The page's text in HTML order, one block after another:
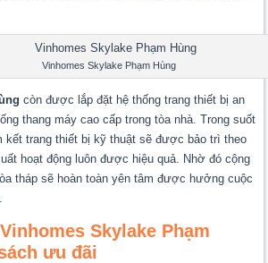
Vinhomes Skylake Phạm Hùng
còn được lắp đặt hệ thống trang thiết bị an
thang máy cao cấp trong tòa nhà. Trong suốt
kết trang thiết bị kỹ thuật sẽ được bảo trì theo
hoạt động luôn được hiệu quả. Nhờ đó cộng
tháp sẽ hoàn toàn yên tâm được hưởng cuộc
Skylake Phạm
ưu đãi